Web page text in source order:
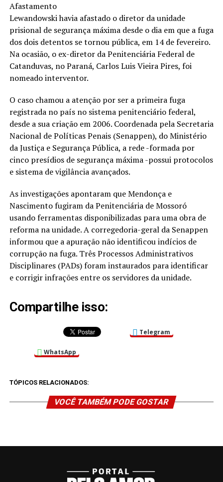
Afastamento
Lewandowski havia afastado o diretor da unidade
prisional de segurança máxima desde o dia em que a fuga
dos dois detentos se tornou pública, em 14 de fevereiro.
Na ocasião, o ex-diretor da Penitenciária Federal de
Catanduvas, no Paraná, Carlos Luis Vieira Pires, foi
nomeado interventor.
O caso chamou a atenção por ser a primeira fuga
registrada no país no sistema penitenciário federal,
desde a sua criação em 2006. Coordenada pela Secretaria
Nacional de Políticas Penais (Senappen), do Ministério
da Justiça e Segurança Pública, a rede -formada por
cinco presídios de segurança máxima -possui protocolos
e sistema de vigilância avançados.
As investigações apontaram que Mendonça e
Nascimento fugiram da Penitenciária de Mossoró
usando ferramentas disponibilizadas para uma obra de
reforma na unidade. A corregedoria-geral da Senappen
informou que a apuração não identificou indícios de
corrupção na fuga. Três Processos Administrativos
Disciplinares (PADs) foram instaurados para identificar
e corrigir infrações entre os servidores da unidade.
Compartilhe isso:
Telegram
WhatsApp
TÓPICOS RELACIONADOS:
VOCÊ TAMBÉM PODE GOSTAR